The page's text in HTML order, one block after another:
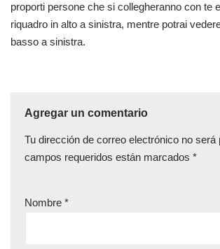
proporti persone che si collegheranno con te
riquadro in alto a sinistra, mentre potrai
basso a sinistra.
Agregar un comentario
Tu dirección de correo electrónico no será
campos requeridos están marcados *
Nombre *